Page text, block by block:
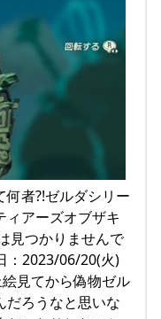
何者?!ゼルダシリー
ィアーズオブザキ
見つかりませんで
：2023/06/20(火)
見てから偽物ゼル
だろうなと思いな